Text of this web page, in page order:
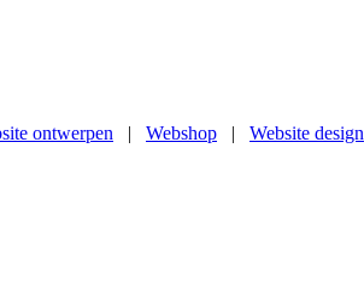
ontwerpen | Webshop | Website design